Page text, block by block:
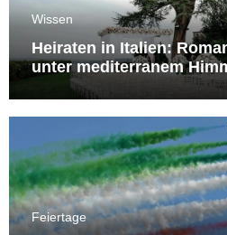
Wissen
Heiraten in Italien:
unter mediterranem
Feiertage